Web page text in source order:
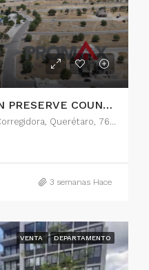
VENTA DE TERRENO EN PRESERVE COUNTRY, QUERETARO
Preserve Sur, Arroyo Hondo, Corregidora, Querétaro, 76922, México
3 semanas Hace
VENTA DEPARTAMENTO